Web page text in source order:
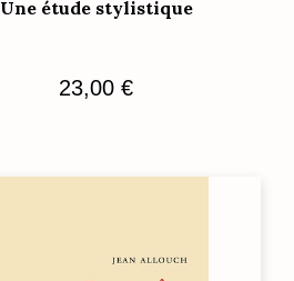
Une étude stylistique
23,00 €